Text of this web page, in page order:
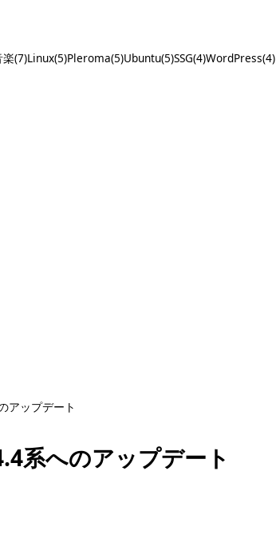
楽(7)Linux(5)Pleroma(5)Ubuntu(5)SSG(4)WordPress(4)
アップデート
系へのアップデート